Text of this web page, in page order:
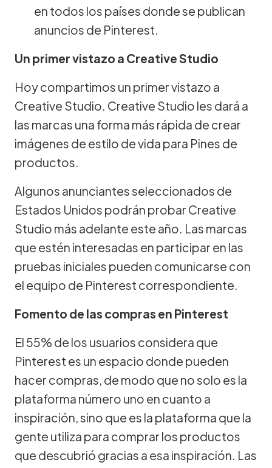
en todos los países donde se publican
anuncios de Pinterest.
Un primer vistazo a Creative Studio
Hoy compartimos un primer vistazo a
Creative Studio. Creative Studio les dará a
las marcas una forma más rápida de crear
imágenes de estilo de vida para Pines de
productos.
Algunos anunciantes seleccionados de
Estados Unidos podrán probar Creative
Studio más adelante este año. Las marcas
que estén interesadas en participar en las
pruebas iniciales pueden comunicarse con
el equipo de Pinterest correspondiente.
Fomento de las compras en Pinterest
El 55% de los usuarios considera que
Pinterest es un espacio donde pueden
hacer compras, de modo que no solo es la
plataforma número uno en cuanto a
inspiración, sino que es la plataforma que la
gente utiliza para comprar los productos
que descubrió gracias a esa inspiración. Las